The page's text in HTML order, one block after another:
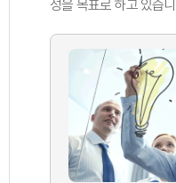
성을 목표로 하고 있습